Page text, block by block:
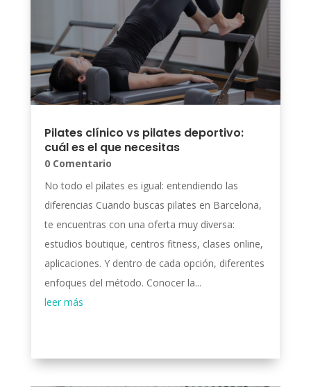
Pilates clínico vs pilates deportivo:
cuál es el que necesitas
0 Comentario
No todo el pilates es igual: entendiendo las
diferencias Cuando buscas pilates en Barcelona,
te encuentras con una oferta muy diversa:
estudios boutique, centros fitness, clases online,
aplicaciones. Y dentro de cada opción, diferentes
enfoques del método. Conocer la...
leer más